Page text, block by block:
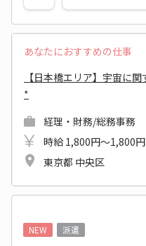
あなたにおすすめの仕事
【日本橋エリア】宇宙に
*
経理・財務/総務事務
時給 1,800円～1,800円
東京都 中央区
NEW
派遣